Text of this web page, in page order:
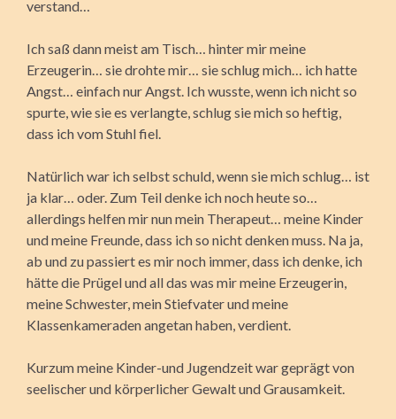
verstand…
Ich saß dann meist am Tisch… hinter mir meine
Erzeugerin… sie drohte mir… sie schlug mich… ich hatte
Angst… einfach nur Angst. Ich wusste, wenn ich nicht so
spurte, wie sie es verlangte, schlug sie mich so heftig,
dass ich vom Stuhl fiel.
Natürlich war ich selbst schuld, wenn sie mich schlug… ist
ja klar… oder. Zum Teil denke ich noch heute so…
allerdings helfen mir nun mein Therapeut… meine Kinder
und meine Freunde, dass ich so nicht denken muss. Na ja,
ab und zu passiert es mir noch immer, dass ich denke, ich
hätte die Prügel und all das was mir meine Erzeugerin,
meine Schwester, mein Stiefvater und meine
Klassenkameraden angetan haben, verdient.
Kurzum meine Kinder-und Jugendzeit war geprägt von
seelischer und körperlicher Gewalt und Grausamkeit.